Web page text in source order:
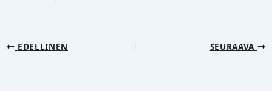
EDELLINEN SEURAAVA